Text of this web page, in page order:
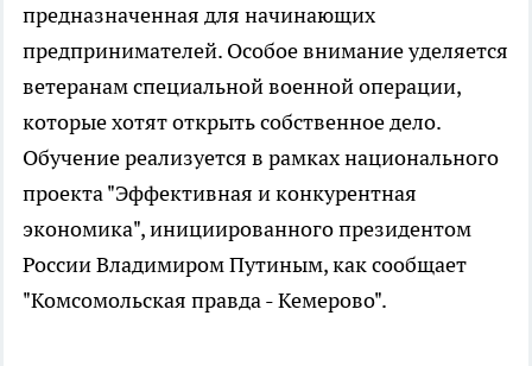
предназначенная для начинающих
предпринимателей. Особое внимание уделяется
ветеранам специальной военной операции,
которые хотят открыть собственное дело.
Обучение реализуется в рамках национального
проекта "Эффективная и конкурентная
экономика", инициированного президентом
России Владимиром Путиным, как сообщает
"Комсомольская правда - Кемерово".